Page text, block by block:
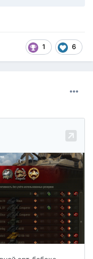
1 6